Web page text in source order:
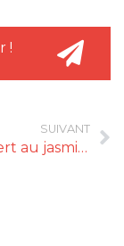
!
SUIVANT
Un thé vert au jasmin en poudre